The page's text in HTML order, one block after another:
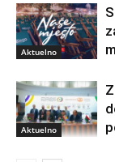
Aktuelno
Aktuelno